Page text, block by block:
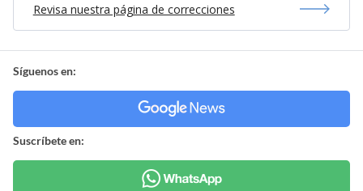
Revisa nuestra página de correcciones
Síguenos en:
Suscríbete en: